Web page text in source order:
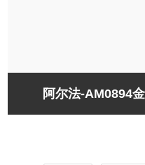
阿尔法-AM0894